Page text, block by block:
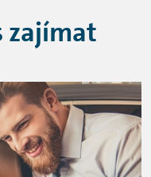
zajímat